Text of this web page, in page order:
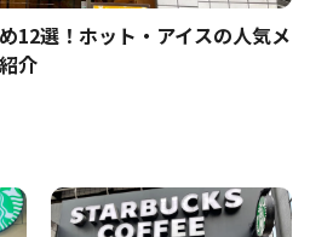
12選！ホット・アイスの人気メ
介